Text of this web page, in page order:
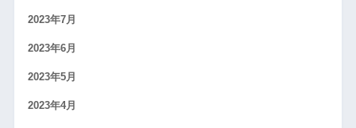
2023年7月
2023年6月
2023年5月
2023年4月